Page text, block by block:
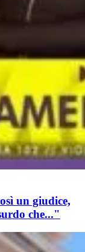
un giudice,
che..."